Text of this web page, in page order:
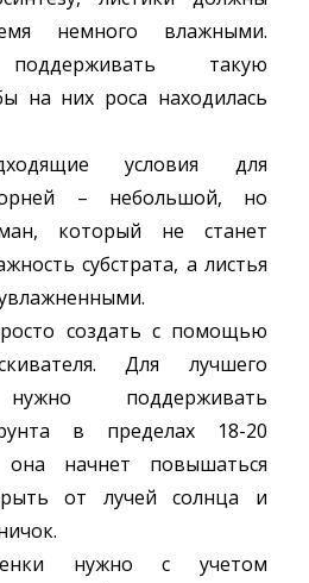
немного влажными.
такую
на них роса находилась
условия для
– небольшой, но
который не станет
субстрата, а листья
создать с помощью
Для лучшего
поддерживать
в пределах 18-20
она начнет повышаться
от лучей солнца и
нужно с учетом